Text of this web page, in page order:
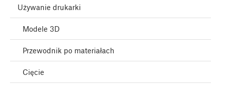
Używanie drukarki
Modele 3D
Przewodnik po materiałach
Cięcie